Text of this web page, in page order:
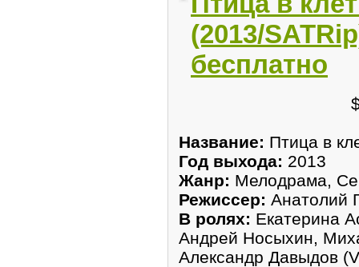
(2013/
бесплатно
Название: Птица в
Год выхода: 2013
Жанр: Мелодрама,
Режиссер: Анатолий
В ролях: Екатерина
Андрей Носыхин,
Александр Давыдов